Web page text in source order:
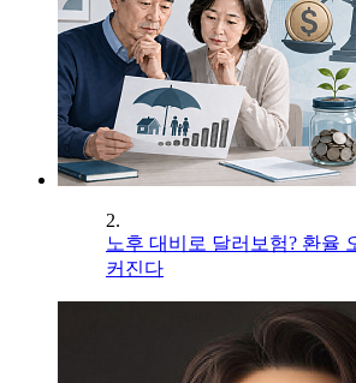
2.
노후 대비로 달러보험? 환율
커진다